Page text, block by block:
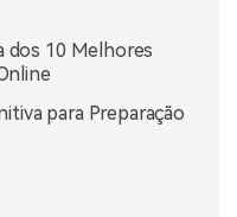
dos 10 Melhores
para Preparação